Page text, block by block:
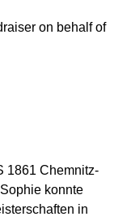
on behalf of
1861 Chemnitz-
konnte
in